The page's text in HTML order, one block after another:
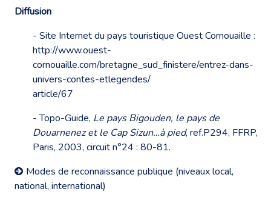
Diffusion
- Site Internet du pays touristique Ouest Cornouaille :
http://www.ouest-
cornouaille.com/bretagne_sud_finistere/entrez-dans-
univers-contes-etlegendes/
article/67
- Topo-Guide, Le pays Bigouden, le pays de
Douarnenez et le Cap Sizun…à pied, ref.P294, FFRP,
Paris, 2003, circuit n°24 : 80-81.
Modes de reconnaissance publique (niveaux local,
national, international)